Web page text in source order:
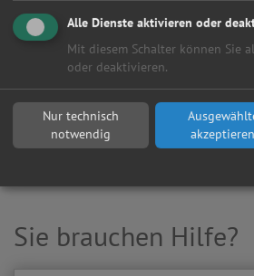
Fahrzeugtyp:
Sie brauchen Hilfe?
Alle Dienste aktivieren oder
Mit diesem Schalter können Sie
oder deaktivieren.
Nur technisch
notwendig
akzeptieren